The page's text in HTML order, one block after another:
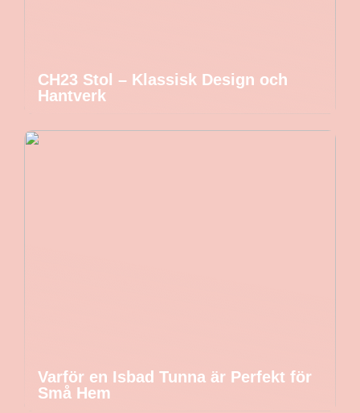
CH23 Stol – Klassisk Design och
Hantverk
Varför en Isbad Tunna är Perfekt för
Små Hem